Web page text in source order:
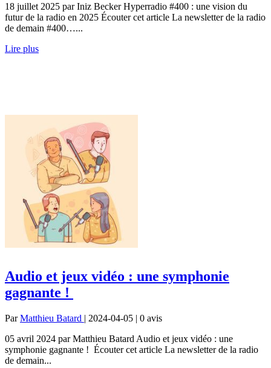
18 juillet 2025 par Iniz Becker Hyperradio #400 : une vision du
futur de la radio en 2025 Écouter cet article La newsletter de la radio
de demain #400…...
Lire plus
Audio et jeux vidéo : une symphonie
gagnante !
ParMatthieu Batard | 2024-04-05 | 0 avis
05 avril 2024 par Matthieu Batard Audio et jeux vidéo : une
symphonie gagnante ! Écouter cet article La newsletter de la radio
de demain...